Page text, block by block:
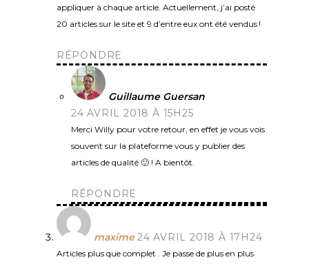
appliquer à chaque article. Actuellement, j’ai posté
20 articles sur le site et 9 d’entre eux ont été vendus !
RÉPONDRE
Guillaume Guersan
24 AVRIL 2018 À 15H25
Merci Willy pour votre retour, en effet je vous vois
souvent sur la plateforme vous y publier des
articles de qualité 🙂 ! A bientôt.
RÉPONDRE
maxime 24 AVRIL 2018 À 17H24
Articles plus que complet . Je passe de plus en plus